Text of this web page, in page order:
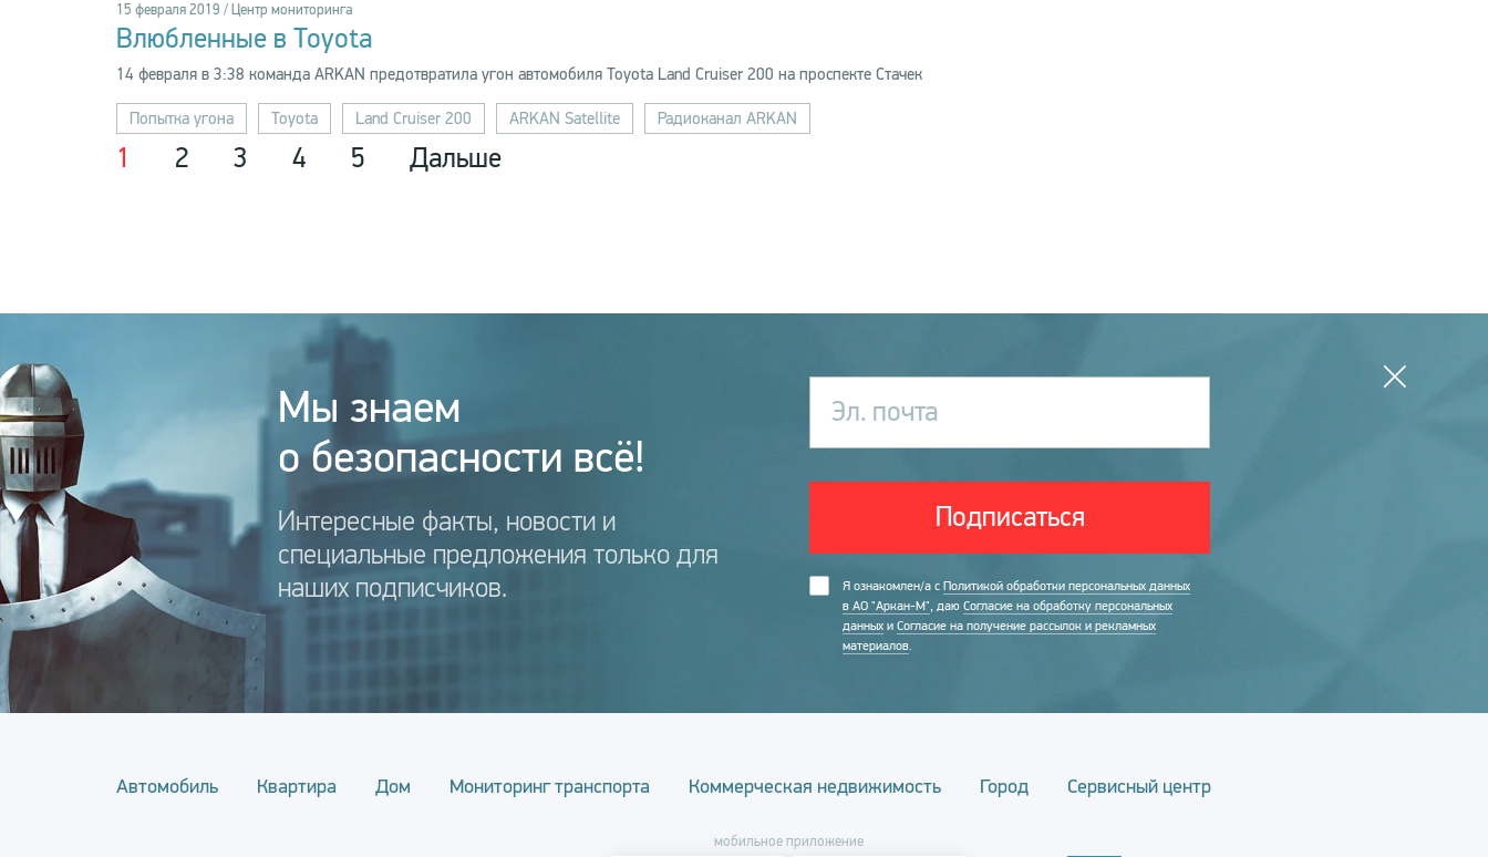
15 февраля 2019 / Центр мониторинга
Влюбленные в Toyota
14 февраля в 3:38 команда ARKAN предотвратила угон автомобиля Toyota Land Cruiser 200 на проспекте Стачек
Попытка угона Toyota Land Cruiser 200 ARKAN Satellite Радиоканал ARKAN
1 2 3 4 5 Дальше
Мы знаем
о безопасности всё!
Интересные факты, новости и
специальные предложения только для
наших подписчиков.
Эл. почта
Подписаться
Я ознакомлен/а с Политикой обработки персональных данных
в АО "Аркан-М", даю Согласие на обработку персональных
данных и Согласие на получение рассылок и рекламных
материалов.
Автомобиль Квартира Дом Мониторинг транспорта Коммерческая недвижимость Город Сервисный центр
мобильное приложение